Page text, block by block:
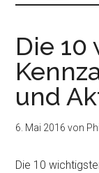
Die
und
6. Mai 2016 von
Die 10